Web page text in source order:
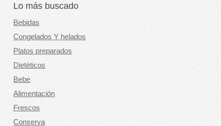
Lo más buscado
Bebidas
Congelados Y helados
Platos preparados
Dietéticos
Bebe
Alimentación
Frescos
Conserva